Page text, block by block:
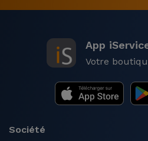
App
Votre
Société